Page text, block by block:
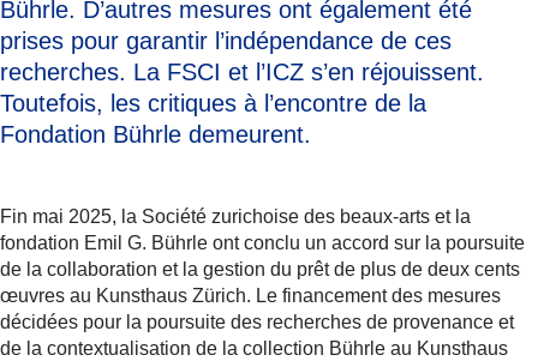
Bührle. D’autres mesures ont également été
prises pour garantir l’indépendance de ces
recherches. La FSCI et l’ICZ s’en réjouissent.
Toutefois, les critiques à l’encontre de la
Fondation Bührle demeurent.
Fin mai 2025, la Société zurichoise des beaux-arts et la
fondation Emil G. Bührle ont conclu un accord sur la poursuite
de la collaboration et la gestion du prêt de plus de deux cents
œuvres au Kunsthaus Zürich. Le financement des mesures
décidées pour la poursuite des recherches de provenance et
de la contextualisation de la collection Bührle au Kunsthaus